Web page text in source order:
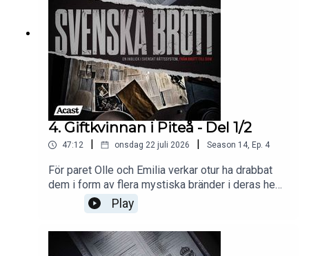
domstolarExpressenAftonbladet Programledare:
Tove VahlneKlippare & medproducent: Martin
MasarovMedproducent: Ayla KarlssonExekutiv
producent: Nils Bergman
4. Giftkvinnan i Piteå - Del 1/2
47:12 | onsdag 22 juli 2026 | Season 14, Ep. 4
För paret Olle och Emilia verkar otur ha drabbat
dem i form av flera mystiska bränder i deras hem.
När upptäckten av den giftiga växten stormhatt
hittas i parets bostad, börjar en mörkare
verklighet träda fram. Snart inkommer en anmälan
till polisen, och de mystiska händelserna i parets
Play